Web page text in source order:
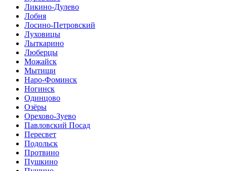
Ликино-Дулево
Лобня
Лосино-Петровский
Луховицы
Лыткарино
Люберцы
Можайск
Мытищи
Наро-Фоминск
Ногинск
Одинцово
Озёры
Орехово-Зуево
Павловский Посад
Пересвет
Подольск
Протвино
Пушкино